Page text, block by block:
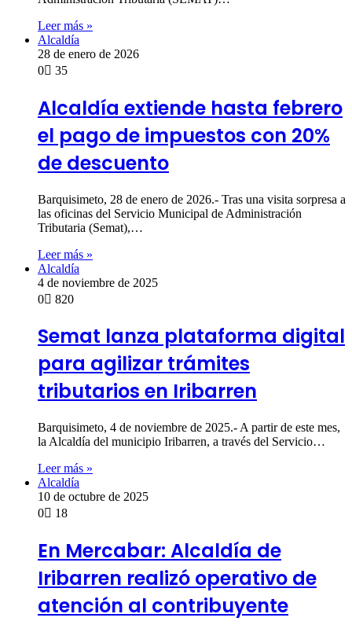
Leer más »
Alcaldía
28 de enero de 2026
0
35
Alcaldía extiende hasta febrero
el pago de impuestos con 20%
de descuento
Barquisimeto, 28 de enero de 2026.- Tras una visita sorpresa a
las oficinas del Servicio Municipal de Administración
Tributaria (Semat),…
Leer más »
Alcaldía
4 de noviembre de 2025
0
820
Semat lanza plataforma digital
para agilizar trámites
tributarios en Iribarren
Barquisimeto, 4 de noviembre de 2025.- A partir de este mes,
la Alcaldía del municipio Iribarren, a través del Servicio…
Leer más »
Alcaldía
10 de octubre de 2025
0
18
En Mercabar: Alcaldía de
Iribarren realizó operativo de
atención al contribuyente